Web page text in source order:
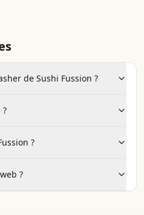
de Sushi Fussion ?
?
?